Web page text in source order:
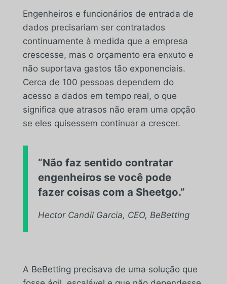
Engenheiros e funcionários de entrada de
dados precisariam ser contratados
continuamente à medida que a empresa
crescesse, mas o orçamento era enxuto e
não suportava gastos tão exponenciais.
Cerca de 100 pessoas dependem do
acesso a dados em tempo real, o que
significa que atrasos não eram uma opção
se eles quisessem continuar a crescer.
“Não faz sentido contratar
engenheiros se você pode
fazer coisas com a Sheetgo.”
Hector Candil Garcia, CEO, BeBetting
A BeBetting precisava de uma solução que